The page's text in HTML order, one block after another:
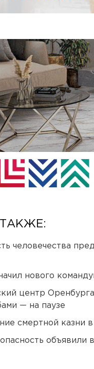
человечества
нового
центр
— на паузе
смертной казни
объявили